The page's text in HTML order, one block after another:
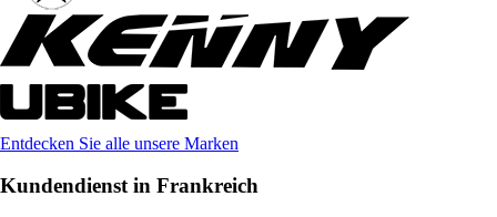
Entdecken Sie alle unsere Marken
Kundendienst in Frankreich